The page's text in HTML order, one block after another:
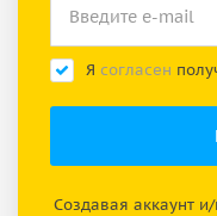
Я согласен
Создавая аккаунт